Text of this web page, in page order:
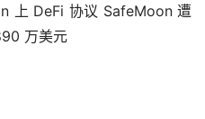
上 DeFi 协议 SafeMoon 遭
万美元